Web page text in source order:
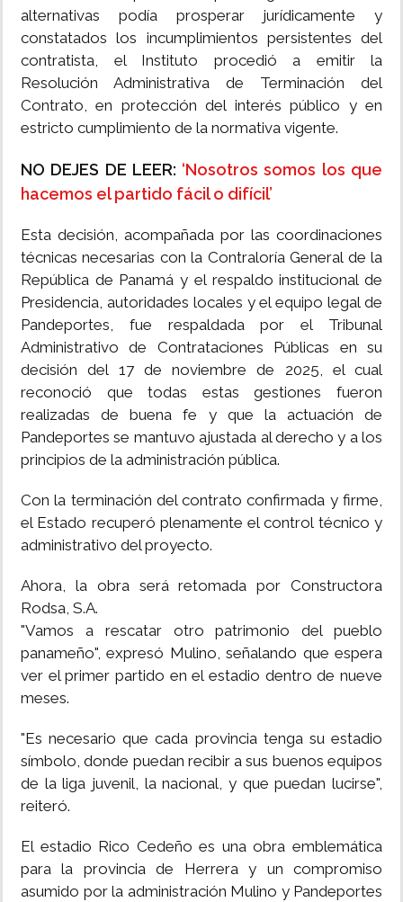
alternativas podía prosperar jurídicamente y
constatados los incumplimientos persistentes del
contratista, el Instituto procedió a emitir la
Resolución Administrativa de Terminación del
Contrato, en protección del interés público y en
estricto cumplimiento de la normativa vigente.
NO DEJES DE LEER: ‘Nosotros somos los que
hacemos el partido fácil o difícil’
Esta decisión, acompañada por las coordinaciones
técnicas necesarias con la Contraloría General de la
República de Panamá y el respaldo institucional de
Presidencia, autoridades locales y el equipo legal de
Pandeportes, fue respaldada por el Tribunal
Administrativo de Contrataciones Públicas en su
decisión del 17 de noviembre de 2025, el cual
reconoció que todas estas gestiones fueron
realizadas de buena fe y que la actuación de
Pandeportes se mantuvo ajustada al derecho y a los
principios de la administración pública.
Con la terminación del contrato confirmada y firme,
el Estado recuperó plenamente el control técnico y
administrativo del proyecto.
Ahora, la obra será retomada por Constructora
Rodsa, S.A.
"Vamos a rescatar otro patrimonio del pueblo
panameño", expresó Mulino, señalando que espera
ver el primer partido en el estadio dentro de nueve
meses.
"Es necesario que cada provincia tenga su estadio
símbolo, donde puedan recibir a sus buenos equipos
de la liga juvenil, la nacional, y que puedan lucirse",
reiteró.
El estadio Rico Cedeño es una obra emblemática
para la provincia de Herrera y un compromiso
asumido por la administración Mulino y Pandeportes